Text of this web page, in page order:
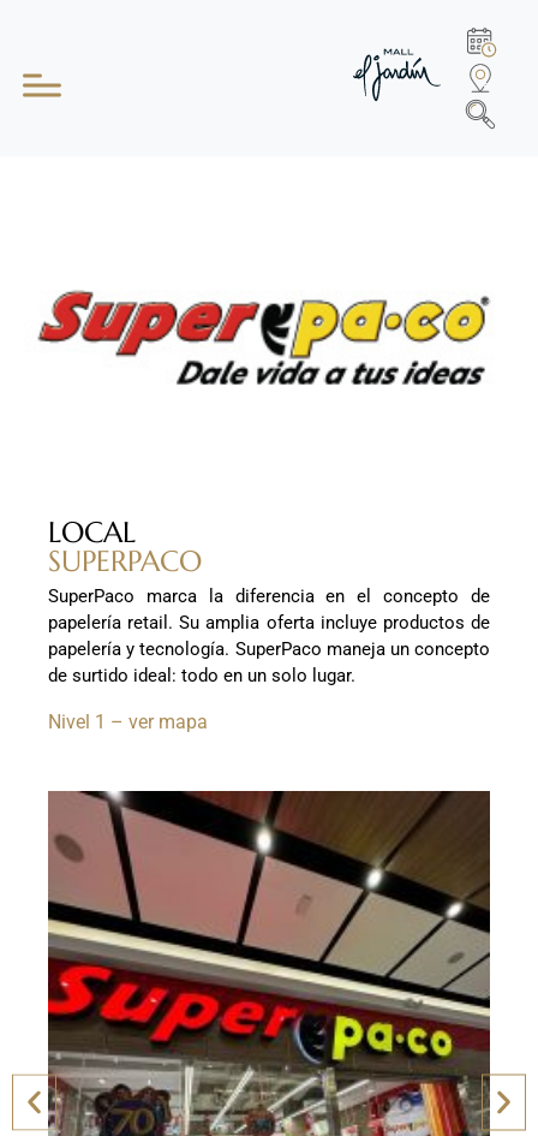
LOCAL
SUPERPACO
SuperPaco marca la diferencia en el concepto de
papelería retail. Su amplia oferta incluye productos de
papelería y tecnología. SuperPaco maneja un concepto
de surtido ideal: todo en un solo lugar.
Nivel 1 – ver mapa